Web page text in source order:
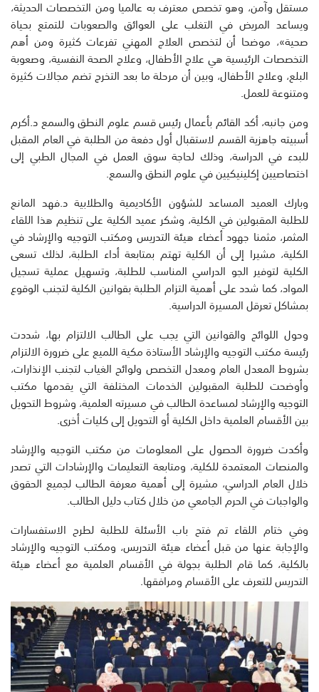
مستقل وآمن، وهو تخصص معترف به عالميا ومن التخصصات الحديثة،
ويساعد المريض في التغلب على العوائق والصعوبات للتمتع بحياة
صحية»، موضحا أن لتخصص العلاج المهني تفرعات كثيرة ومن أهم
التخصصات الرئيسية هي علاج الأطفال، وعلاج الصحة النفسية، وصعوبة
البلع، وعلاج الأطفال، وبين أن مرحلة ما بعد التخرج تضم مجالات كثيرة
ومتنوعة للعمل.
ومن جانبه، أكد القائم بأعمال رئيس قسم علوم النطق والسمع د.أكرم
أسبيته جاهزية القسم لاستقبال أول دفعة من الطلبة في العام المقبل
للبدء في الدراسة، وذلك لحاجة سوق العمل في المجال الطبي إلى
اختصاصيين إكلينيكيين في علوم النطق والسمع.
وبارك العميد المساعد للشؤون الأكاديمية والطلابية د.فهد المانع
للطلبة المقبولين في الكلية، وشكر عميد الكلية على تنظيم هذا اللقاء
المثمر، مثمنا جهود أعضاء هيئة التدريس ومكتب التوجيه والإرشاد في
الكلية، مشيرا إلى أن الكلية تهتم بمتابعة أداء الطلبة، لذلك تسعى
الكلية لتوفير الجو الدراسي المناسب للطلبة، وتسهيل عملية تسجيل
المواد، كما شدد على أهمية التزام الطلبة بقوانين الكلية لتجنب الوقوع
بمشاكل تعرقل المسيرة الدراسية.
وحول اللوائح والقوانين التي يجب على الطالب الالتزام بها، شددت
رئيسة مكتب التوجيه والإرشاد الأستاذة مكية اللميع على ضرورة الالتزام
بشروط المعدل العام ومعدل التخصص ولوائح الغياب لتجنب الإنذارات،
وأوضحت للطلبة المقبولين الخدمات المختلفة التي يقدمها مكتب
التوجيه والإرشاد لمساعدة الطالب في مسيرته العلمية، وشروط التحويل
بين الأقسام العلمية داخل الكلية أو التحويل إلى كليات أخرى.
وأكدت ضرورة الحصول على المعلومات من مكتب التوجيه والإرشاد
والمنصات المعتمدة للكلية، ومتابعة التعليمات والإرشادات التي تصدر
خلال العام الدراسي، مشيرة إلى أهمية معرفة الطالب لجميع الحقوق
والواجبات في الحرم الجامعي من خلال كتاب دليل الطالب.
وفي ختام اللقاء تم فتح باب الأسئلة للطلبة لطرح الاستفسارات
والإجابة عنها من قبل أعضاء هيئة التدريس، ومكتب التوجيه والإرشاد
بالكلية، كما قام الطلبة بجولة في الأقسام العلمية مع أعضاء هيئة
التدريس للتعرف على الأقسام ومرافقها.